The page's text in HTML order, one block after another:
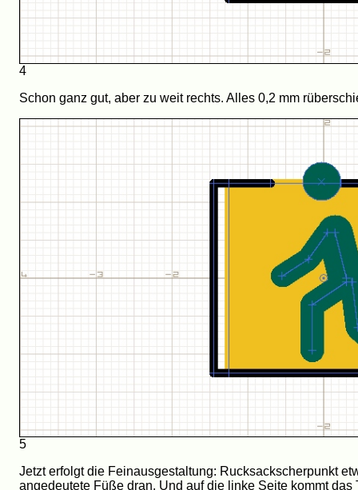
4
Schon ganz gut, aber zu weit rechts. Alles 0,2 mm
5
Jetzt erfolgt die Feinausgestaltung: Rucksackscherpunkt
angedeutete Füße dran. Und auf die linke Seite kommt